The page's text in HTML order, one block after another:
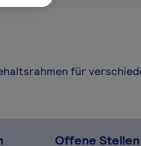
für
Offene Stellen